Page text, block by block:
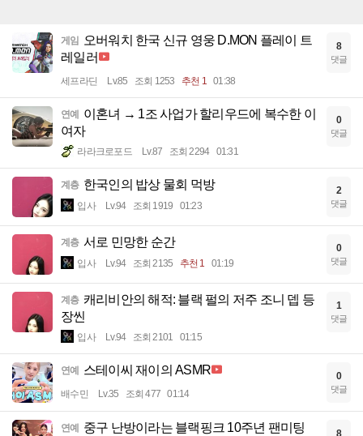
게임 오버워치 한국 신규 영웅 D.MON 플레이 트
레일러
세프라딘 Lv.85 조회 1253 추천 1 01:38
8
댓글
연예 이혼녀 → 1조 사업가 할리우드에 복수한 이
여자
라라크로포드 Lv.87 조회 2294 01:31
0
댓글
계층 한국인의 밥상 물회 먹방
입사 Lv.94 조회 1919 01:23
2
댓글
계층 서로 민망한 순간
입사 Lv.94 조회 2135 추천 1 01:19
0
댓글
계층 캐리비안의 해적: 블랙 펄의 저주 조니 뎁 등
장씬
입사 Lv.94 조회 2101 01:15
1
댓글
연예 스테이씨 재이의 ASMR
배수민 Lv.35 조회 477 01:14
0
댓글
연예 중구 난방이라는 블랙핑크 10주년 팬미팅 8